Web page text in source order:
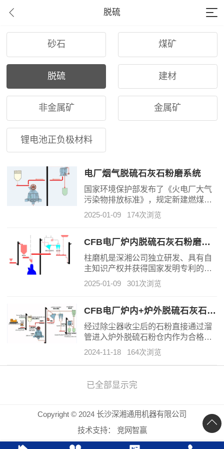
脱硫
砂石 煤矿
脱硫 建材
非金属矿 金属矿
锂电池正负极材料
电厂烟气脱硫石灰石粉磨系统
国家环境保护部发布了《火电厂大气
污染物排放标准》，规定新建燃煤电
厂二氧化硫的排放限值为
100mg/m3。新建机组标准的50-
对于新建高硫煤机组的脱硫装置提出
了相当严格的要求，即脱硫效率要达
到99%左右才能满足排放要求。
2025-01-09 174次浏览
CFB电厂炉内脱硫石灰石粉磨系统
柱磨机是深湘公司独立研发、具有自
主知识产权并获得国家发明专利的新
型立式磨机，其结构独特、性能稳
定、运行可靠、环保节能，是理想的
CFB锅炉石灰石脱硫剂制粉。
2025-01-09 301次浏览
CFB电厂炉内+炉外脱硫石灰石粉磨系统
经过除尘器收尘后的石粉直接通过溜
管进入炉外脱硫石粉仓内作为合格成
品储存备用。
2024-11-18 164次浏览
已全部显示完
Copyright © 2024 长沙深湘通用机器有限公司
技术支持：
竞网智赢